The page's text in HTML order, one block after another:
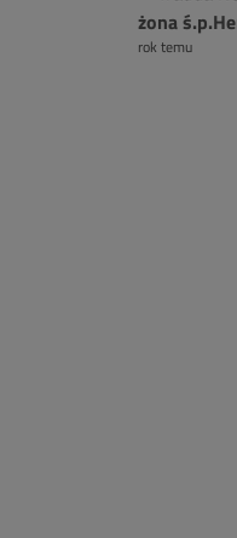
żona
rok temu